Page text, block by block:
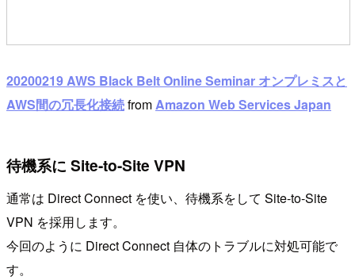
20200219 AWS Black Belt Online Seminar オンプレミスと
AWS間の冗長化接続from Amazon Web Services Japan
待機系に Site-to-Site VPN
通常は Direct Connect を使い、待機系をして Site-to-Site
VPN を採用します。
今回のように Direct Connect 自体のトラブルに対処可能で
す。